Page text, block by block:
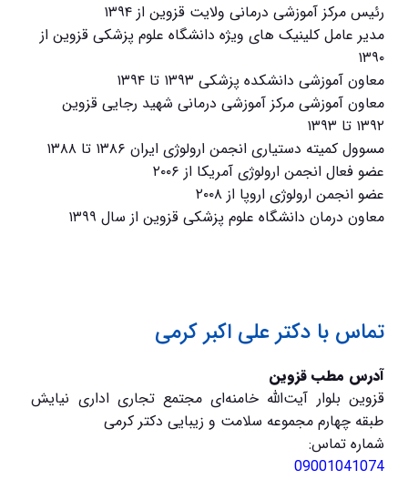
رئیس مرکز آموزشی درمانی ولایت قزوین از ۱۳۹۴
مدیر عامل کلینیک های ویژه دانشگاه علوم پزشکی قزوین از
۱۳۹۰
معاون آموزشی دانشکده پزشکی ۱۳۹۳ تا ۱۳۹۴
معاون آموزشی مرکز آموزشی درمانی شهید رجایی قزوین
۱۳۹۲ تا ۱۳۹۳
مسوول کمیته دستیاری انجمن ارولوژی ایران ۱۳۸۶ تا ۱۳۸۸
عضو فعال انجمن ارولوژی آمریکا از ۲۰۰۶
عضو انجمن ارولوژی اروپا از ۲۰۰۸
معاون درمان دانشگاه علوم پزشکی قزوین از سال ۱۳۹۹
تماس با دکتر علی اکبر کرمی
آدرس مطب قزوین
قزوین بلوار آیت‌الله خامنه‌ای مجتمع تجاری اداری نیایش
طبقه چهارم مجموعه سلامت و زیبایی دکتر کرمی
شماره تماس:
09001041074